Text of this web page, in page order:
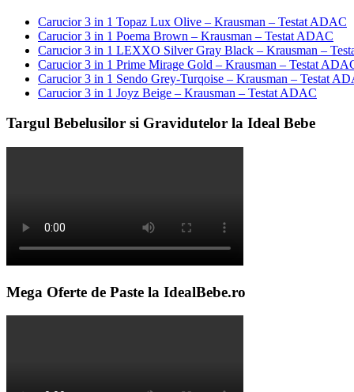
Carucior 3 in 1 Topaz Lux Olive – Krausman – Testat ADAC
Carucior 3 in 1 Poema Brown – Krausman – Testat ADAC
Carucior 3 in 1 LEXXO Silver Gray Black – Krausman –
Carucior 3 in 1 Prime Mirage Gold – Krausman – Testat
Carucior 3 in 1 Sendo Grey-Turqoise – Krausman – Testat
Carucior 3 in 1 Joyz Beige – Krausman – Testat ADAC
Targul Bebelusilor si Gravidutelor la Ideal Bebe
Mega Oferte de Paste la IdealBebe.ro